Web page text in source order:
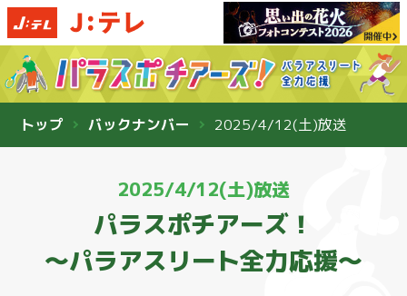
トップ バックナンバー 2025/4/12(土)放送
2025/4/12(土)放送
パラスポチアーズ！
〜パラアスリート全力応援〜